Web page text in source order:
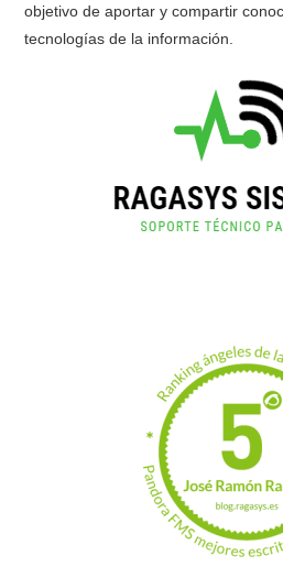
objetivo de aportar y compartir
tecnologías de la información.